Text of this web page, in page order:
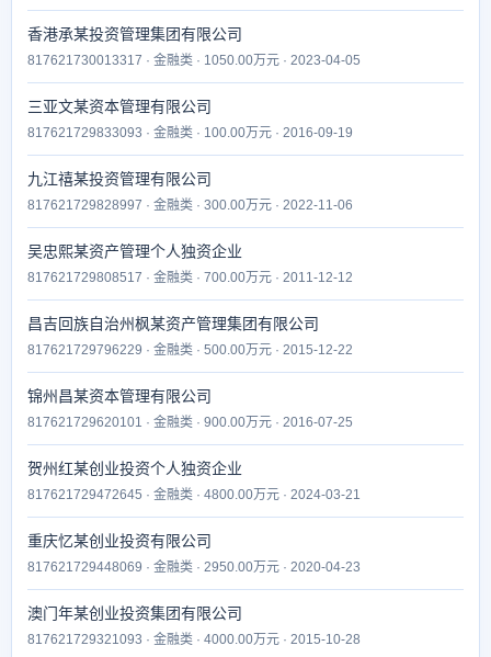
香港承某投资管理集团有限公司
817621730013317 · 金融类 · 1050.00万元 · 2023-04-05
三亚文某资本管理有限公司
817621729833093 · 金融类 · 100.00万元 · 2016-09-19
九江禧某投资管理有限公司
817621729828997 · 金融类 · 300.00万元 · 2022-11-06
吴忠熙某资产管理个人独资企业
817621729808517 · 金融类 · 700.00万元 · 2011-12-12
昌吉回族自治州枫某资产管理集团有限公司
817621729796229 · 金融类 · 500.00万元 · 2015-12-22
锦州昌某资本管理有限公司
817621729620101 · 金融类 · 900.00万元 · 2016-07-25
贺州红某创业投资个人独资企业
817621729472645 · 金融类 · 4800.00万元 · 2024-03-21
重庆忆某创业投资有限公司
817621729448069 · 金融类 · 2950.00万元 · 2020-04-23
澳门年某创业投资集团有限公司
817621729321093 · 金融类 · 4000.00万元 · 2015-10-28